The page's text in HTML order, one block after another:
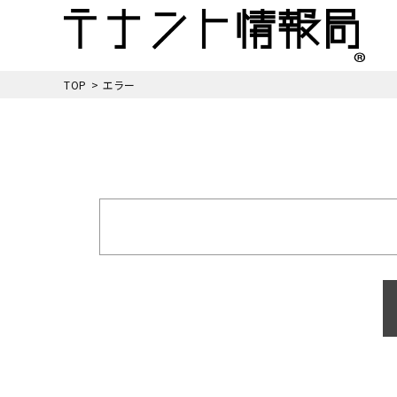
TOP > エラー